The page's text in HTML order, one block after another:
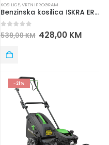
KOSILICE,VRTNI PROGRAM
Benzinska kosilica ISKRA ERO IE-GL150-43HP
539,00KM 428,00 KM
-21%